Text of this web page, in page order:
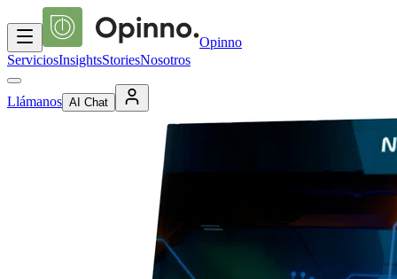
Opinno
ServiciosInsightsStoriesNosotros
Llámanos AI Chat